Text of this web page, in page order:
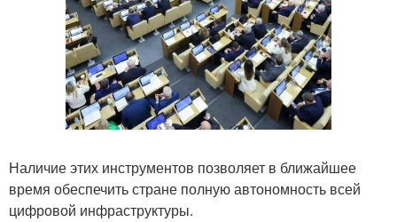
Наличие этих инструментов позволяет в ближайшее
время обеспечить стране полную автономность всей
цифровой инфраструктуры.